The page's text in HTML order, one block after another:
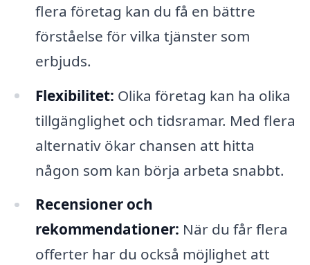
flera företag kan du få en bättre
förståelse för vilka tjänster som
erbjuds.
Flexibilitet: Olika företag kan ha olika
tillgänglighet och tidsramar. Med flera
alternativ ökar chansen att hitta
någon som kan börja arbeta snabbt.
Recensioner och
rekommendationer: När du får flera
offerter har du också möjlighet att